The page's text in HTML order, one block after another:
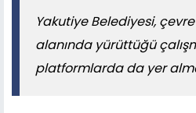
Yakutiye Belediyesi,
alanında yürüttüğü
platformlarda da yer